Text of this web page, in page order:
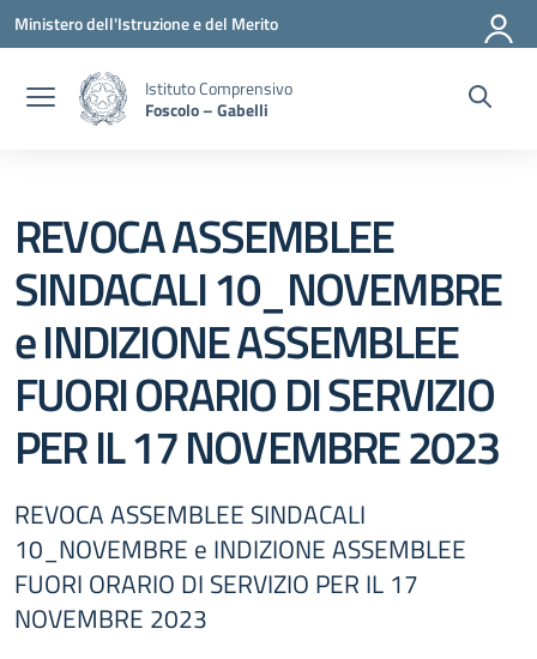
Vai ai contenuti
Vai al menu di navigazione
Vai al footer
Ministero dell'Istruzione e del Merito
Istituto Comprensivo
Foscolo – Gabelli
REVOCA ASSEMBLEE
SINDACALI 10_NOVEMBRE
e INDIZIONE ASSEMBLEE
FUORI ORARIO DI SERVIZIO
PER IL 17 NOVEMBRE 2023
REVOCA ASSEMBLEE SINDACALI
10_NOVEMBRE e INDIZIONE ASSEMBLEE
FUORI ORARIO DI SERVIZIO PER IL 17
NOVEMBRE 2023